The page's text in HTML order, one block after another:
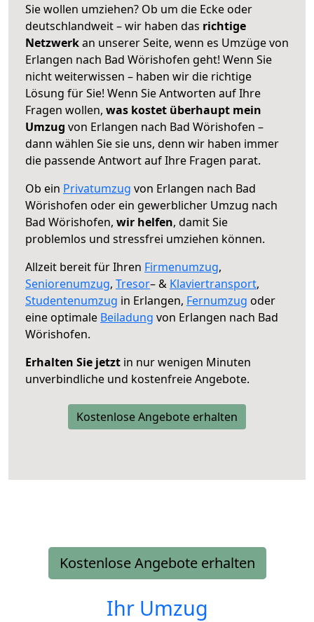
Sie wollen umziehen? Ob um die Ecke oder
deutschlandweit – wir haben das richtige
Netzwerkan unserer Seite, wenn es Umzüge von
Erlangen nach Bad Wörishofen geht! Wenn Sie
nicht weiterwissen – haben wir die richtige
Lösung für Sie! Wenn Sie Antworten auf Ihre
Fragen wollen, was kostet überhaupt mein
Umzug von Erlangen nach Bad Wörishofen –
dann wählen Sie sie uns, denn wir haben immer
die passende Antwort auf Ihre Fragen parat.
Ob ein Privatumzug von Erlangen nach Bad
Wörishofen oder ein gewerblicher Umzug nach
Bad Wörishofen, wir helfen, damit Sie
problemlos und stressfrei umziehen können.
Allzeit bereit für Ihren Firmenumzug,
Seniorenumzug, Tresor– & Klaviertransport,
Studentenumzug in Erlangen, Fernumzug oder
eine optimale Beiladung von Erlangen nach Bad
Wörishofen.
Erhalten Sie jetzt in nur wenigen Minuten
unverbindliche und kostenfreie Angebote.
Kostenlose Angebote erhalten
Kostenlose Angebote erhalten
Ihr Umzug